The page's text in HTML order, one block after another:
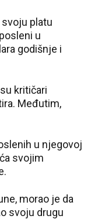
svoju platu
u
godišnje i
kritičari
Međutim,
u njegovoj
svojim
morao je da
svoju drugu